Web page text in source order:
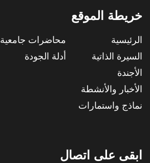
خريطة الموقع
الرئيسية
السيرة الذاتية
الأجندة
الأخبار والأنشطة
نماذج واستمارات
محاضرات جامعية
أدلة الجودة
ابقى على اتصال